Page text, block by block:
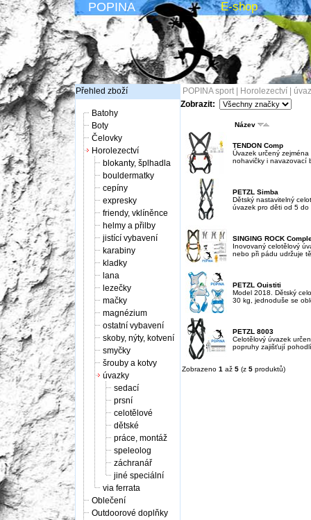
POPINA E-shop
Přehled zboží
Batohy
Boty
Čelovky
Horolezectví
blokanty, šplhadla
bouldermatky
cepíny
expresky
friendy, vklíněnce
helmy a přilby
jistící vybavení
karabiny
kladky
lana
lezečky
mačky
magnézium
ostatní vybavení
skoby, nýty, kotvení
smyčky
šrouby a kotvy
úvazky
sedací
prsní
celotělové
dětské
práce, montáž
speleolog
záchranář
jiné speciální
via ferrata
Oblečení
Outdoorové doplňky
POPINA sport| Horolezectví
Zobrazit:
Název
TENDON Comp
Úvazek určený
nohavičky i navazovací
PETZL Simba
Dětský nastavitelný
úvazek pro děti od 5
SINGING ROCK
Inovovaný celotělový
nebo při pádu udržuje
PETZL Ouistiti
Model 2018. Dětský
30 kg, jednoduše se
PETZL 8003
Celotělový úvazek
popruhy zajišťují
Zobrazeno 1 až 5(z 5produktů)